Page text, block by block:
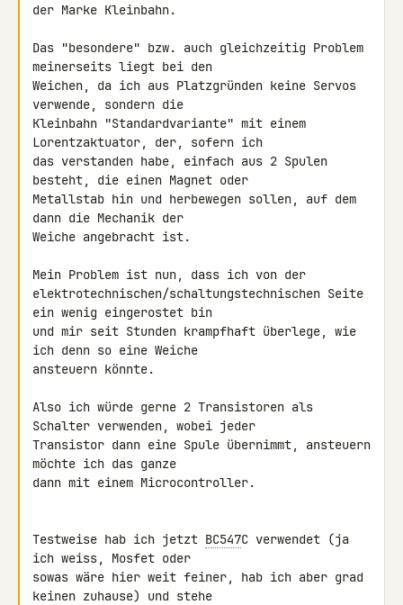
der Marke Kleinbahn.
Das "besondere" bzw. auch gleichzeitig Problem
meinerseits liegt bei den
Weichen, da ich aus Platzgründen keine Servos
verwende, sondern die
Kleinbahn "Standardvariante" mit einem
Lorentzaktuator, der, sofern ich
das verstanden habe, einfach aus 2 Spulen
besteht, die einen Magnet oder
Metallstab hin und herbewegen sollen, auf dem
dann die Mechanik der
Weiche angebracht ist.
Mein Problem ist nun, dass ich von der
elektrotechnischen/schaltungstechnischen Seite
ein wenig eingerostet bin
und mir seit Stunden krampfhaft überlege, wie
ich denn so eine Weiche
ansteuern könnte.
Also ich würde gerne 2 Transistoren als
Schalter verwenden, wobei jeder
Transistor dann eine Spule übernimmt, ansteuern
möchte ich das ganze
dann mit einem Microcontroller.
Testweise hab ich jetzt BC547C verwendet (ja
ich weiss, Mosfet oder
sowas wäre hier weit feiner, hab ich aber grad
keinen zuhause) und stehe